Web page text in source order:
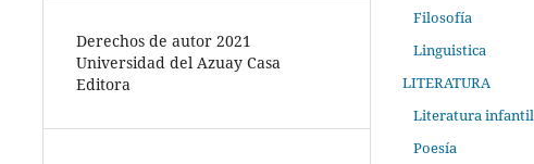
Derechos de autor 2021
Universidad del Azuay Casa
Editora
Filosofía
Linguistica
LITERATURA
Literatura infantil
Poesía